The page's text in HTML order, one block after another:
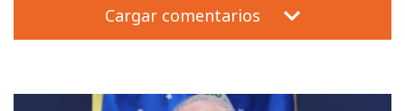
Cargar comentarios